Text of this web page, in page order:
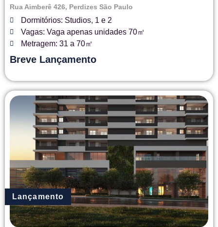
Rua Aimberê 426, Perdizes São Paulo
Dormitórios: Studios, 1 e 2
Vagas: Vaga apenas unidades 70㎡
Metragem: 31 a 70㎡
Breve Lançamento
Lançamento